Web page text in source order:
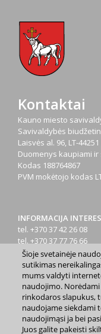
Kontaktai
Kauno miesto
Savivaldybės
Laisvės al. 96, LT-
Duomenys kaupiami
Kodas 188764867
PVM mokėtojo kodas
INFORMACIJA
tel. +370 37 42 26 08
tel. +370 37 77 76 66
tel. +370 660 07000
el. p.info@kaunas.lt
Šioje svetainėje
sutikimas
mums valdyti
naudojimo.
rinkodaros slapukus,
naudojame siekdami
naudojimąsi ja bei
Juos galite pakeisti